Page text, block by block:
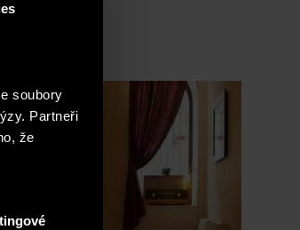
soubory
Partneři
že